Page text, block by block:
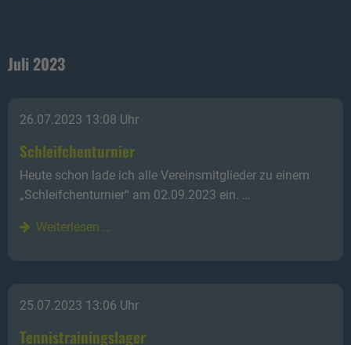
Juli 2023
26.07.2023 13:08 Uhr
Schleifchenturnier
Heute schon lade ich alle Vereinsmitglieder zu einem
„Schleifchenturnier“ am 02.09.2023 ein. …
Weiterlesen …
25.07.2023 13:06 Uhr
Tennistrainingslager